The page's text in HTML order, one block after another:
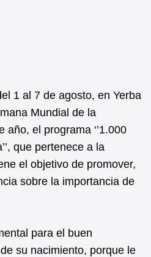
1 al 7 de agosto, en Yerba
Mundial de la
el programa ‘’1.000
que pertenece a la
el objetivo de promover,
sobre la importancia de
para el buen
su nacimiento, porque le